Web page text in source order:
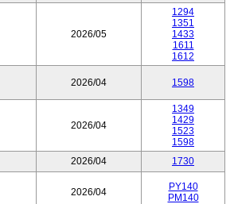
2026/05
1294
1351
1433
1611
1612
2026/04 1598
2026/04
1349
1429
1523
1598
2026/04 1730
2026/04
PY140
PM140